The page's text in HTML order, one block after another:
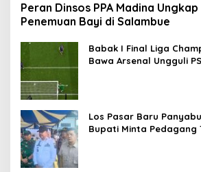
Peran Dinsos PPA Madina
Penemuan Bayi di Salambue
Babak I Final Liga
Bawa Arsenal Ungguli
Los Pasar Baru
Bupati Minta Pedagang